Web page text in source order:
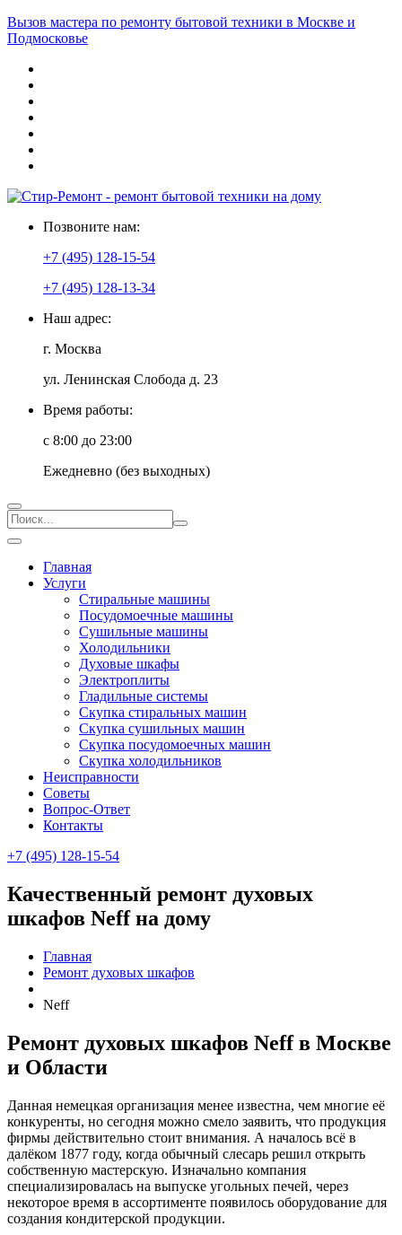
Вызов мастера по ремонту бытовой техники в Москве и
Подмосковье
Позвоните нам:
+7 (495) 128-15-54
+7 (495) 128-13-34
Наш адрес:
г. Москва
ул. Ленинская Слобода д. 23
Время работы:
с 8:00 до 23:00
Ежедневно (без выходных)
Главная
Услуги
Стиральные машины
Посудомоечные машины
Сушильные машины
Холодильники
Духовые шкафы
Электроплиты
Гладильные системы
Скупка стиральных машин
Скупка сушильных машин
Скупка посудомоечных машин
Скупка холодильников
Неисправности
Советы
Вопрос-Ответ
Контакты
+7 (495) 128-15-54
Качественный ремонт духовых
шкафов Neff на дому
Главная
Ремонт духовых шкафов
Neff
Ремонт духовых шкафов Neff в Москве
и Области
Данная немецкая организация менее известна, чем многие её
конкуренты, но сегодня можно смело заявить, что продукция
фирмы действительно стоит внимания. А началось всё в
далёком 1877 году, когда обычный слесарь решил открыть
собственную мастерскую. Изначально компания
специализировалась на выпуске угольных печей, через
некоторое время в ассортименте появилось оборудование для
создания кондитерской продукции.